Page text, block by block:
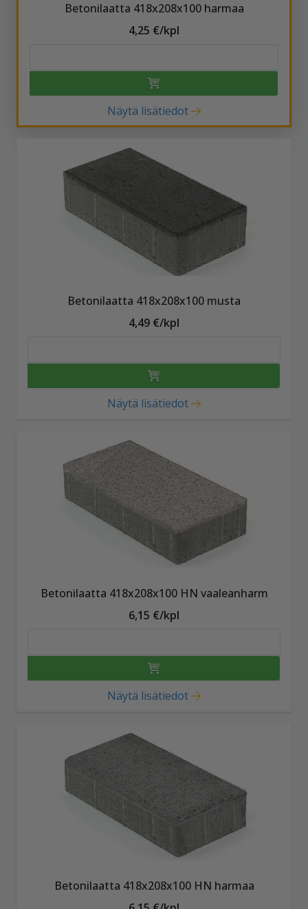
Betonilaatta 418x208x100 harmaa
4,25 €/kpl
Näytä lisätiedot
Betonilaatta 418x208x100 musta
4,49 €/kpl
Näytä lisätiedot
Betonilaatta 418x208x100 HN vaaleanharm
6,15 €/kpl
Näytä lisätiedot
Betonilaatta 418x208x100 HN harmaa